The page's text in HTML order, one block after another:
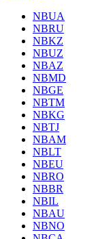
NBUA
NBRU
NBKZ
NBUZ
NBAZ
NBMD
NBGE
NBTM
NBKG
NBTJ
NBAM
NBLT
NBEU
NBRO
NBBR
NBIL
NBAU
NBNO